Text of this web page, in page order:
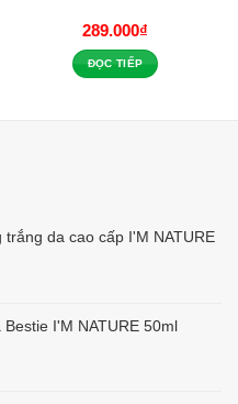
289.000₫
ĐỌC TIẾP
da cao cấp I'M NATURE
I'M NATURE 50ml